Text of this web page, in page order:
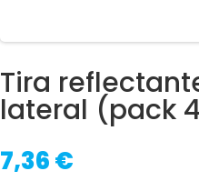
Tira
lateral (pack
7,36€